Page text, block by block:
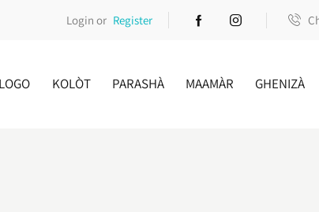
Login or Register
KOLÒT PARASHÀ MAAMÀR GHENIZÀ